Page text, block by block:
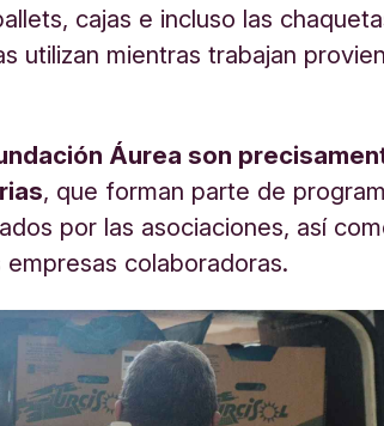
cajas e incluso las
utilizan mientras trabajan
Áurea son
, que forman parte de
por las asociaciones, así
colaboradoras.